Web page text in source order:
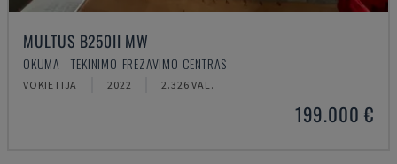
MULTUS B250II MW
OKUMA - TEKINIMO-FREZAVIMO CENTRAS
VOKIETIJA 2022 2.326 VAL.
199.000 €